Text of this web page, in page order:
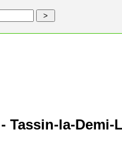
Tassin-la-Demi-